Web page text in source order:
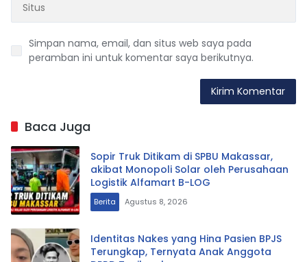
Simpan nama, email, dan situs web saya pada
peramban ini untuk komentar saya berikutnya.
Baca Juga
Sopir Truk Ditikam di SPBU Makassar,
akibat Monopoli Solar oleh Perusahaan
Logistik Alfamart B-LOG
Berita Agustus 8, 2026
Identitas Nakes yang Hina Pasien BPJS
Terungkap, Ternyata Anak Anggota